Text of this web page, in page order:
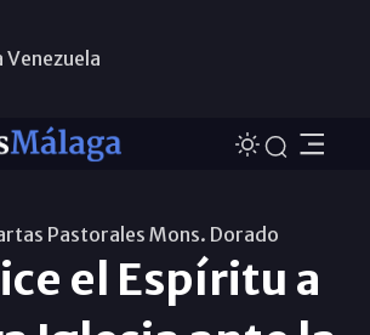
Venezuela
Pastorales Mons. Dorado
el Espíritu a